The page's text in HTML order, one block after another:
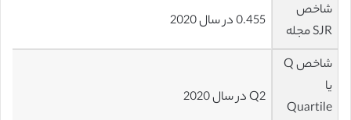
شاخص
SJR مجله
0.455 در سال 2020
شاخص Q
یا
Quartile
Q2 در سال 2020